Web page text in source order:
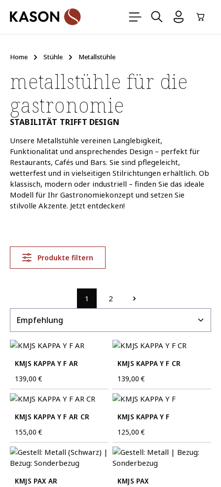
Zum Hauptinhalt springen
Home Stühle Metallstühle
metallstühle für die
gastronomie
STABILITÄT TRIFFT DESIGN
Unsere Metallstühle vereinen Langlebigkeit,
Funktionalität und ansprechendes Design – perfekt für
Restaurants, Cafés und Bars. Sie sind pflegeleicht,
wetterfest und in vielseitigen Stilrichtungen erhältlich. Ob
klassisch, modern oder industriell – finden Sie das ideale
Modell für Ihr Gastronomiekonzept und setzen Sie
stilvolle Akzente. Jetzt entdecken!
Produkte filtern
Seite
1 Seite
2
KMJS KAPPA Y F AR
Regulärer Preis:
139,00 €
KMJS KAPPA Y F CR
Regulärer Preis:
139,00 €
KMJS KAPPA Y F AR CR
Regulärer Preis:
155,00 €
KMJS KAPPA Y F
Regulärer Preis:
125,00 €
KMJS PAX AR KMJS PAX